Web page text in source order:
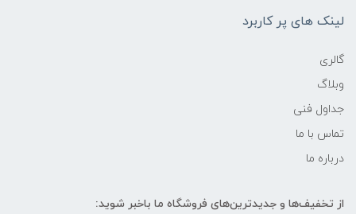
لینک های پر کاربرد
گالری
وبلاگ
جداول فنی
تماس با ما
درباره ما
از تخفیف‌ها و جدیدترین‌های فروشگاه ما باخبر شوید: